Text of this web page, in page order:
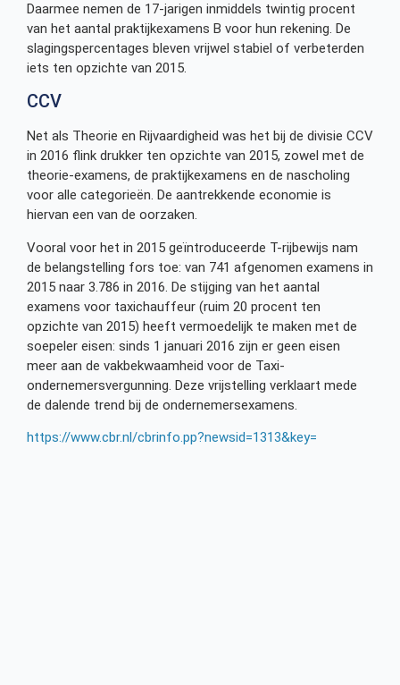
Daarmee nemen de 17-jarigen inmiddels twintig procent
van het aantal praktijkexamens B voor hun rekening. De
slagingspercentages bleven vrijwel stabiel of verbeterden
iets ten opzichte van 2015.
CCV
Net als Theorie en Rijvaardigheid was het bij de divisie CCV
in 2016 flink drukker ten opzichte van 2015, zowel met de
theorie-examens, de praktijkexamens en de nascholing
voor alle categorieën. De aantrekkende economie is
hiervan een van de oorzaken.
Vooral voor het in 2015 geïntroduceerde T-rijbewijs nam
de belangstelling fors toe: van 741 afgenomen examens in
2015 naar 3.786 in 2016. De stijging van het aantal
examens voor taxichauffeur (ruim 20 procent ten
opzichte van 2015) heeft vermoedelijk te maken met de
soepeler eisen: sinds 1 januari 2016 zijn er geen eisen
meer aan de vakbekwaamheid voor de Taxi-
ondernemersvergunning. Deze vrijstelling verklaart mede
de dalende trend bij de ondernemersexamens.
https://www.cbr.nl/cbrinfo.pp?newsid=1313&key=